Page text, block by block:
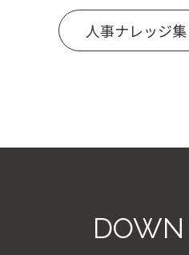
人事ナレッジ